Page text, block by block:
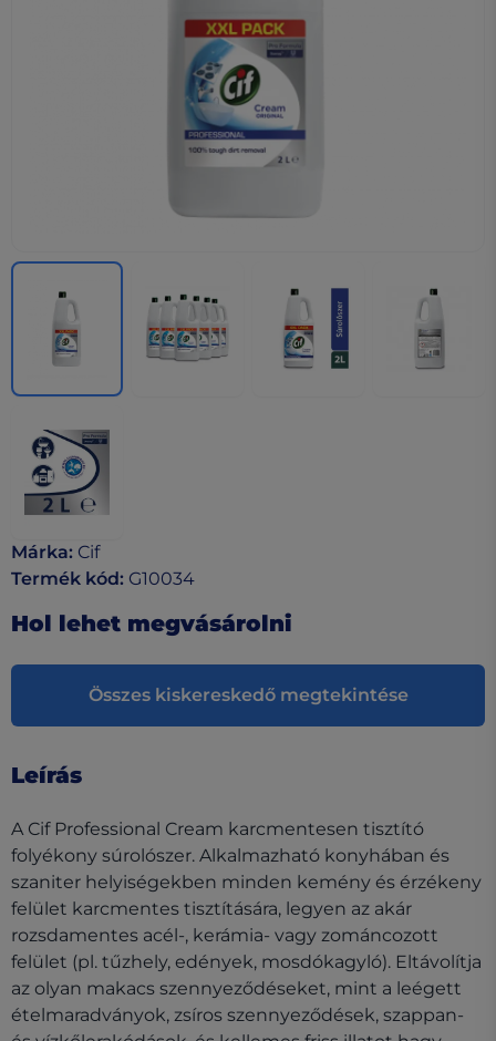
Márka: Cif
Termék kód: G10034
Hol lehet megvásárolni
Összes kiskereskedő megtekintése
Leírás
A Cif Professional Cream karcmentesen tisztító
folyékony súrolószer. Alkalmazható konyhában és
szaniter helyiségekben minden kemény és érzékeny
felület karcmentes tisztítására, legyen az akár
rozsdamentes acél-, kerámia- vagy zománcozott
felület (pl. tűzhely, edények, mosdókagyló). Eltávolítja
az olyan makacs szennyeződéseket, mint a leégett
ételmaradványok, zsíros szennyeződések, szappan-